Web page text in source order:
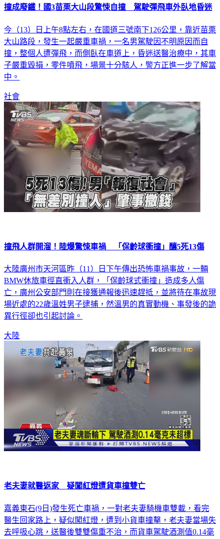
撞成廢鐵！國3苗栗大山段驚悚自撞 駕駛彈飛車外臥地昏迷
今（13）日上午8點左右，在國道三號南下126公里，靠近苗栗
大山路段，發生一起嚴重車禍，一名男駕駛因不明原因而自
撞，整個人遭彈飛，而側臥在車道上，昏迷送醫治療中，其車
子嚴重毀損，零件噴飛，場景十分駭人，警方正進一步了解當
中。
社會
撞飛人群開溜！陸爆驚悚車禍 「保齡球衝撞」釀5死13傷
大陸廣州市天河區昨（11）日下午傳出恐怖車禍事故，一輛
BMW休旅車徑直衝入人群，「保齡球式衝撞」造成多人傷
亡，廣州公安部門則在接獲通報後迅速趕抵，並將待在事故現
場近處的22歲溫姓男子逮捕，然溫男的真實動機、事發後的詭
異行徑卻也引起討論。
大陸
老夫妻就醫返家 疑闖紅燈遭貨車撞雙亡
嘉義東石(9日)發生死亡車禍，一對老夫妻騎機車雙載，看完
醫生回家路上，疑似闖紅燈，遭到小貨車撞擊，老夫妻當場失
去呼吸心跳，送醫後雙雙傷重不治，而貨車駕駛酒測值0.14毫